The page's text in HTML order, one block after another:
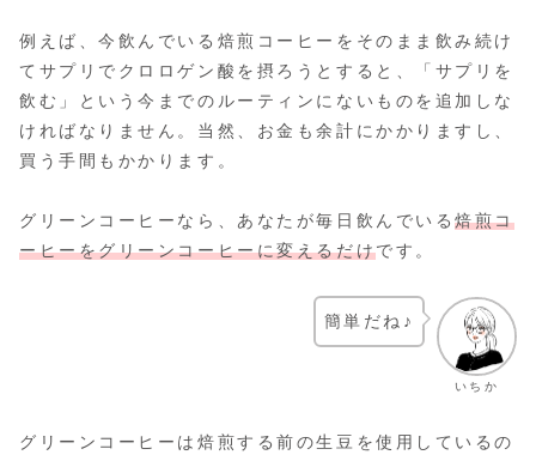
例えば、今飲んでいる焙煎コーヒーをそのまま飲み続け
てサプリでクロロゲン酸を摂ろうとすると、「サプリを
飲む」という今までのルーティンにないものを追加しな
ければなりません。当然、お金も余計にかかりますし、
買う手間もかかります。
グリーンコーヒーなら、あなたが毎日飲んでいる焙煎コ
ーヒーをグリーンコーヒーに変えるだけです。
いちか
簡単だね♪
グリーンコーヒーは焙煎する前の生豆を使用しているの